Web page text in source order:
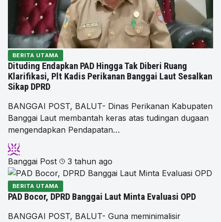
BERITA UTAMA
Dituding Endapkan PAD Hingga Tak Diberi Ruang
Klarifikasi, Plt Kadis Perikanan Banggai Laut Sesalkan
Sikap DPRD
BANGGAI POST, BALUT- Dinas Perikanan Kabupaten
Banggai Laut membantah keras atas tudingan dugaan
mengendapkan Pendapatan…
Banggai Post 3 tahun ago
BERITA UTAMA
PAD Bocor, DPRD Banggai Laut Minta Evaluasi OPD
BANGGAI POST, BALUT- Guna meminimalisir